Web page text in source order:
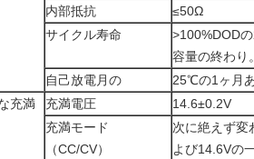
内部抵抗
≤50Ω
サイクル寿命
>100%DOD
容量の終わり。
自己放電月の
25℃の1ヶ月
充満
充満電圧
14.6±0.2V
充満モード
（CC/CV）
次に絶えず変
よび14.6Vの